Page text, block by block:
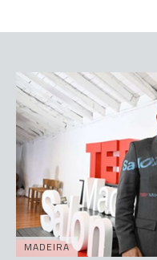
MADEIRA